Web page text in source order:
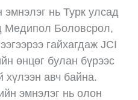
нь Турк улсад
Медипол Боловсрол,
гайхагдаж JCI
өнцөг булан бүрээс
хүлээн авч байна.
эмнэлэг нь олон